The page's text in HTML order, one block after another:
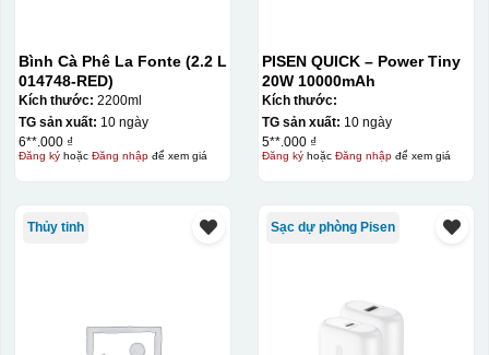
Bình Cà Phê La Fonte (2.2 L
014748-RED)
Kích thước: 2200ml
TG sản xuất: 10 ngày
6**.000 ₫
Đăng kýhoặc Đăng nhậpđể xem giá
PISEN QUICK – Power Tiny
20W 10000mAh
Kích thước:
TG sản xuất: 10 ngày
5**.000 ₫
Đăng kýhoặc Đăng nhậpđể xem giá
Thủy tinh Sạc dự phòng Pisen